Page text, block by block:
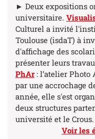
► Deux expositions
universitaire.
Culturel a invité
Toulouse (isdaT) à
d'affichage des
présenter leurs
PhAr: l’atelier Photo
par une accrochage
année, elle s'est
deux structures
université et le Crous.
Voir les